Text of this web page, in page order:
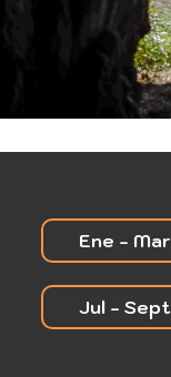
Ene - Mar
Jul - Sept